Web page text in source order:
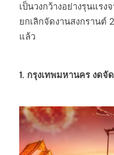
เป็นวงกว้างอย่างรุนแร
ยกเลิกจัดงานสงกรานต์
แล้ว
1. กรุงเทพมหานคร งดจั